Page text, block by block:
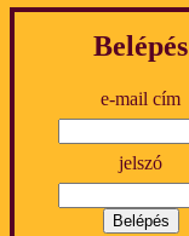
Belépés
e-mail cím
jelszó